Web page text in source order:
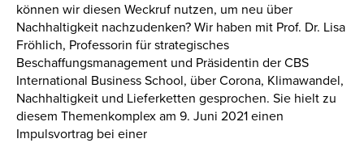
können wir diesen Weckruf nutzen, um neu über
Nachhaltigkeit nachzudenken? Wir haben mit Prof. Dr. Lisa
Fröhlich, Professorin für strategisches
Beschaffungsmanagement und Präsidentin der CBS
International Business School, über Corona, Klimawandel,
Nachhaltigkeit und Lieferketten gesprochen. Sie hielt zu
diesem Themenkomplex am 9. Juni 2021 einen
Impulsvortrag bei einer